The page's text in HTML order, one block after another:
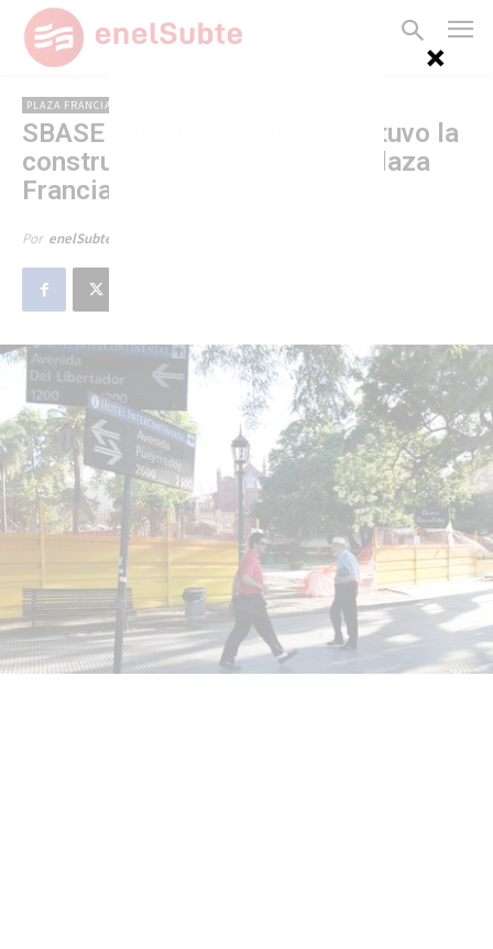
PLAZA FRANCIA
SBASE apelará el fallo que detuvo la
construcción de la estación Plaza
Francia
Por enelSubte